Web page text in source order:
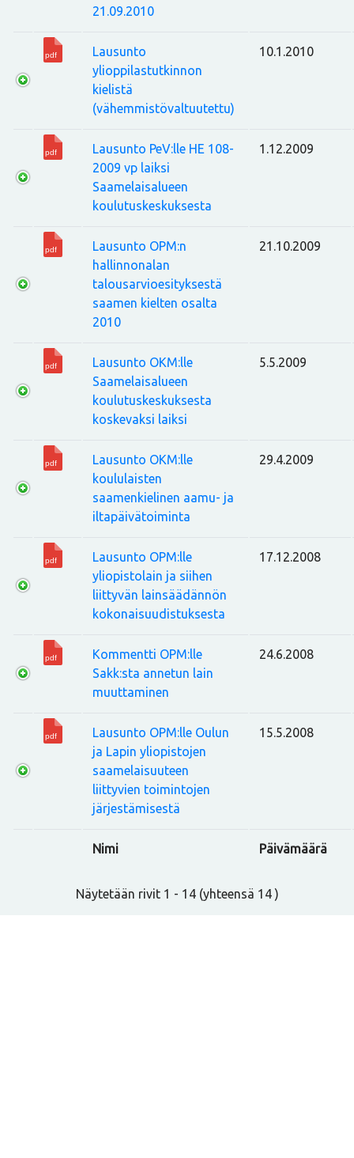
Nimi Päivämäärä
21.09.2010
Lausunto
ylioppilastutkinnon
kielistä
(vähemmistövaltuutettu)
10.1.2010
Lausunto PeV:lle HE 108-
2009 vp laiksi
Saamelaisalueen
koulutuskeskuksesta
1.12.2009
Lausunto OPM:n
hallinnonalan
talousarvioesityksestä
saamen kielten osalta
2010
21.10.2009
Lausunto OKM:lle
Saamelaisalueen
koulutuskeskuksesta
koskevaksi laiksi
5.5.2009
Lausunto OKM:lle
koululaisten
saamenkielinen aamu- ja
iltapäivätoiminta
29.4.2009
Lausunto OPM:lle
yliopistolain ja siihen
liittyvän lainsäädännön
kokonaisuudistuksesta
17.12.2008
Kommentti OPM:lle
Sakk:sta annetun lain
muuttaminen
24.6.2008
Lausunto OPM:lle Oulun
ja Lapin yliopistojen
saamelaisuuteen
liittyvien toimintojen
järjestämisestä
15.5.2008
Näytetään rivit 1 - 14 (yhteensä 14 )